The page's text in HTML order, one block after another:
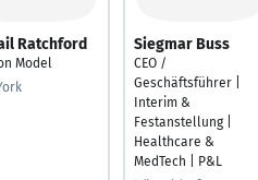
Ratchford
Model
Siegmar Buss
CEO /
Geschäftsführer |
Interim &
Festanstellung |
Healthcare &
MedTech | P&L